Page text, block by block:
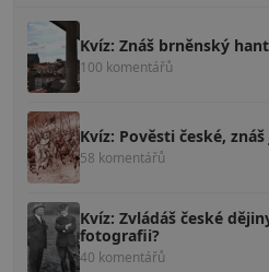
Kvíz: Znáš brněnský
100 komentářů
Kvíz: Pověsti české,
58 komentářů
Kvíz: Zvládáš české
fotografii?
40 komentářů